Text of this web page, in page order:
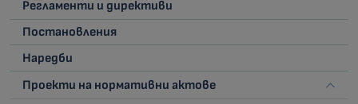
Регламенти и директиви
Постановления
Наредби
Проекти на нормативни актове